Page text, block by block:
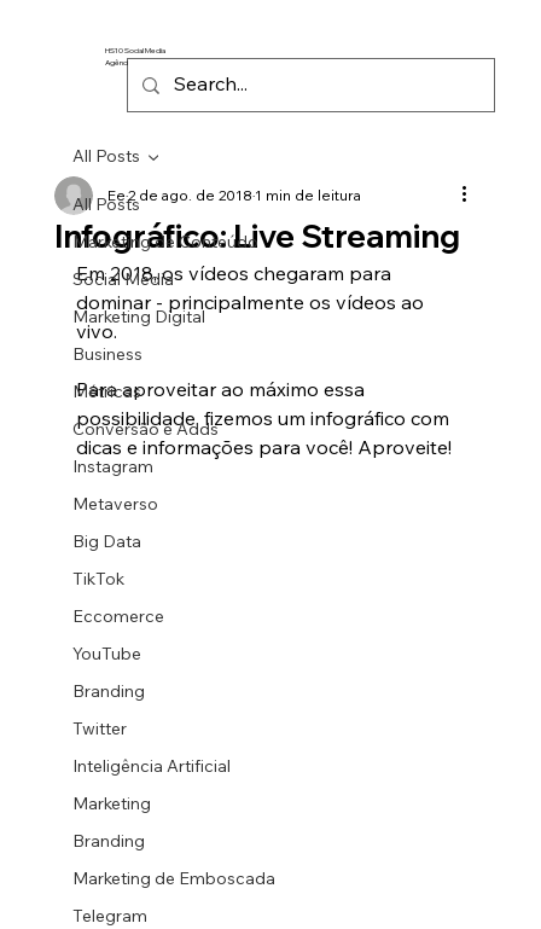
HS10 Social Media
Agência de Marketing Digital
All Posts
Marketing de Conteúdo
Social Media
Marketing Digital
Business
Métricas
Conversão e Adds
Instagram
Metaverso
Big Data
TikTok
Eccomerce
YouTube
Branding
Twitter
Inteligência Artificial
Marketing
Branding
Marketing de Emboscada
Telegram
All Posts
Infográfico: Live Streaming
Ee2 de ago. de 20181 min de leitura
Em 2018, os vídeos chegaram para
dominar - principalmente os vídeos ao
vivo.
Para aproveitar ao máximo essa
possibilidade, fizemos um infográfico com
dicas e informações para você! Aproveite!